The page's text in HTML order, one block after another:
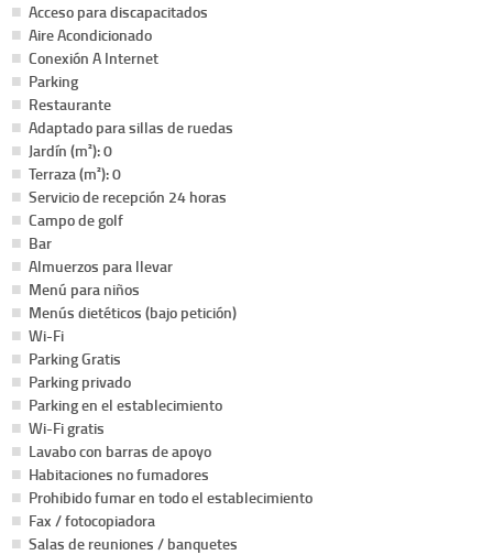
Acceso para discapacitados
Aire Acondicionado
Conexión A Internet
Parking
Restaurante
Adaptado para sillas de ruedas
Jardín (m²): 0
Terraza (m²): 0
Servicio de recepción 24 horas
Campo de golf
Bar
Almuerzos para llevar
Menú para niños
Menús dietéticos (bajo petición)
Wi-Fi
Parking Gratis
Parking privado
Parking en el establecimiento
Wi-Fi gratis
Lavabo con barras de apoyo
Habitaciones no fumadores
Prohibido fumar en todo el establecimiento
Fax / fotocopiadora
Salas de reuniones / banquetes